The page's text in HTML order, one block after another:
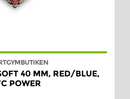
40 MM, RED/BLUE,
POWER